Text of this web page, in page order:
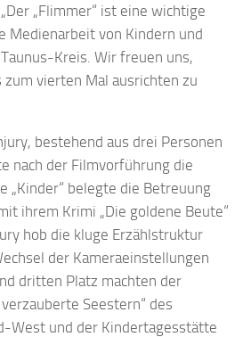
„Flimmer“ ist eine wichtige
Medienarbeit von Kindern und
Kreis. Wir freuen uns,
vierten Mal ausrichten zu
bestehend aus drei Personen
nach der Filmvorführung die
„Kinder“ belegte die Betreuung
ihrem Krimi „Die goldene Beute“
hob die kluge Erzählstruktur
der Kameraeinstellungen
dritten Platz machten der
Seestern“ des
West und der Kindertagesstätte